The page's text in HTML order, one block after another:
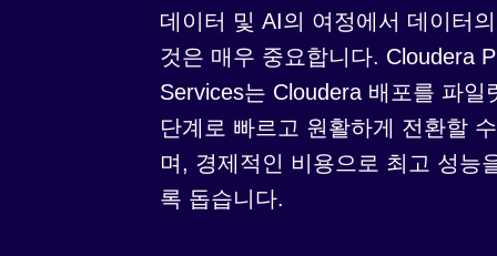
데이터 및 AI의 여정에서 데이터
것은 매우 중요합니다. Cloudera
Services는 Cloudera 배포를 파일
단계로 빠르고 원활하게 전환할
며, 경제적인 비용으로 최고 성능
록 돕습니다.